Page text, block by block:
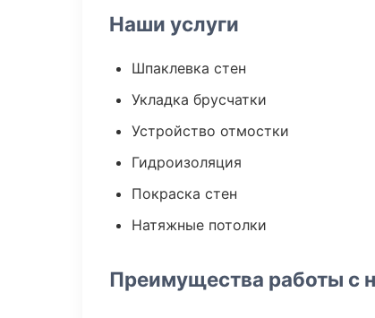
Наши услуги
Шпаклевка стен
Укладка брусчатки
Устройство отмостки
Гидроизоляция
Покраска стен
Натяжные потолки
Преимущества работы с